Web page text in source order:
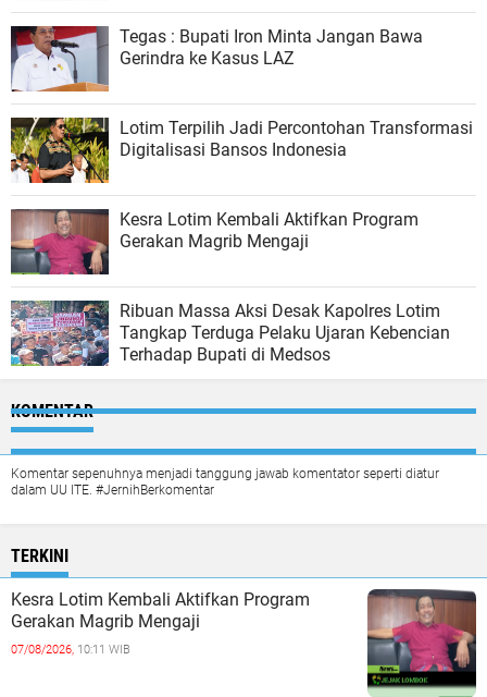
Tegas : Bupati Iron Minta Jangan Bawa
Gerindra ke Kasus LAZ
Lotim Terpilih Jadi Percontohan Transformasi
Digitalisasi Bansos Indonesia
Kesra Lotim Kembali Aktifkan Program
Gerakan Magrib Mengaji
Ribuan Massa Aksi Desak Kapolres Lotim
Tangkap Terduga Pelaku Ujaran Kebencian
Terhadap Bupati di Medsos
KOMENTAR
Komentar sepenuhnya menjadi tanggung jawab komentator seperti diatur
dalam UU ITE. #JernihBerkomentar
TERKINI
Kesra Lotim Kembali Aktifkan Program
Gerakan Magrib Mengaji
07/08/2026, 10:11 WIB